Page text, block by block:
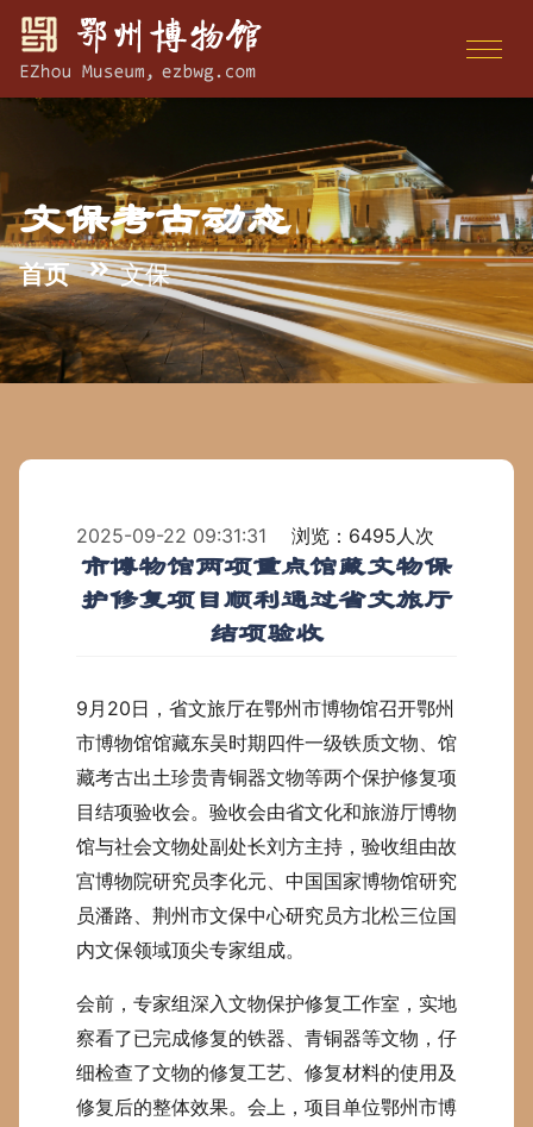
文保考古动态
首页 文保
2025-09-22 09:31:31 浏览：6495人次
市博物馆两项重点馆藏文物保
护修复项目顺利通过省文旅厅
结项验收
9月20日，省文旅厅在鄂州市博物馆召开鄂州
市博物馆馆藏东吴时期四件一级铁质文物、馆
藏考古出土珍贵青铜器文物等两个保护修复项
目结项验收会。验收会由省文化和旅游厅博物
馆与社会文物处副处长刘方主持，验收组由故
宫博物院研究员李化元、中国国家博物馆研究
员潘路、荆州市文保中心研究员方北松三位国
内文保领域顶尖专家组成。
会前，专家组深入文物保护修复工作室，实地
察看了已完成修复的铁器、青铜器等文物，仔
细检查了文物的修复工艺、修复材料的使用及
修复后的整体效果。会上，项目单位鄂州市博